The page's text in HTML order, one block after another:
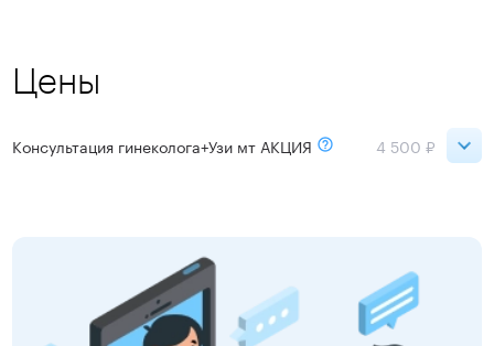
Цены
Консультация гинеколога+Узи мт АКЦИЯ 4 500 ₽